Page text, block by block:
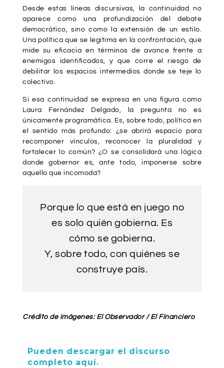
Desde estas líneas discursivas, la continuidad no
aparece como una profundización del debate
democrático, sino como la extensión de un estilo.
Una política que se legitima en la confrontación, que
mide su eficacia en términos de avance frente a
enemigos identificados, y que corre el riesgo de
debilitar los espacios intermedios donde se teje lo
colectivo.
Si esa continuidad se expresa en una figura como
Laura Fernández Delgado , la pregunta no es
únicamente programática. Es, sobre todo, política en
el sentido más profundo: ¿se abrirá espacio para
recomponer vínculos, reconocer la pluralidad y
fortalecer lo común? ¿O se consolidará una lógica
donde gobernar es, ante todo, imponerse sobre
aquello que incomoda?
Porque lo que está en juego no
es solo quién gobierna. Es
cómo se gobierna.
Y, sobre todo, con quiénes se
construye país.
Crédito de imágenes: El Observador / El Financiero
Pueden descargar el discurso
completo aquí.